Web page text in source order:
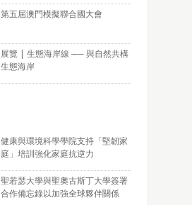
第五屆澳門模擬聯合國大會
展覽 | 生態海岸線 ── 與自然共構
生態海岸
健康與環境科學學院支持「堅韌家
庭」培訓強化家庭抗逆力
聖若瑟大學與聖奧古斯丁大學簽署
合作備忘錄以加強全球夥伴關係